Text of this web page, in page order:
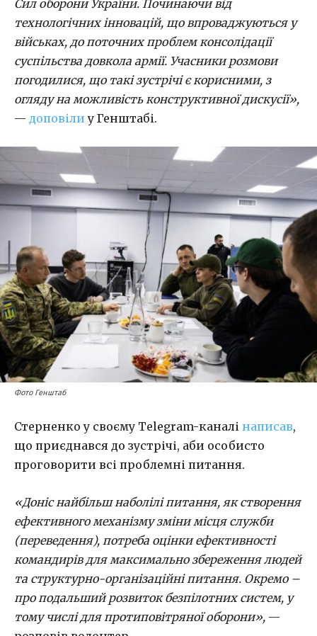
Сил оборони України. Починаючи від
технологічних інновацій, що впроваджуються у
військах, до поточних проблем консолідації
суспільства довкола армії. Учасники розмови
погодилися, що такі зустрічі є корисними, з
огляду на можливість конструктивної дискусії»,
— доповіли у Генштабі.
Фото Генштаб
Стерненко у своєму Telegram-каналі написав,
що приєднався до зустрічі, аби особисто
проговорити всі проблемні питання.
«Доніс найбільш наболілі питання, як створення
ефективного механізму зміни місця служби
(переведення), потреба оцінки ефективності
командирів для максимально збереження людей
та структурно-організаційні питання. Окремо –
про подальший розвиток безпілотних систем, у
тому числі для протиповітряної оборони», —